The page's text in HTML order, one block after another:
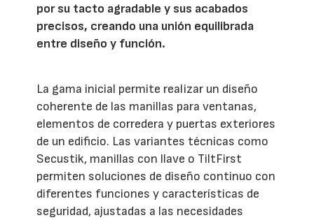
por su tacto agradable y sus acabados
precisos, creando una unión equilibrada
entre diseño y función.
La gama inicial permite realizar un diseño
coherente de las manillas para ventanas,
elementos de corredera y puertas exteriores
de un edificio. Las variantes técnicas como
Secustik, manillas con llave o TiltFirst
permiten soluciones de diseño continuo con
diferentes funciones y características de
seguridad, ajustadas a las necesidades